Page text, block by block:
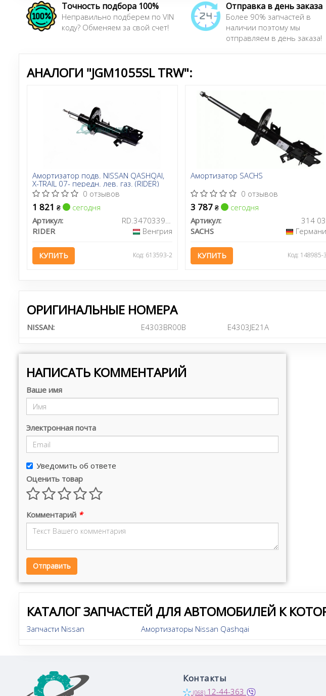
Точность подбора 100%
Неправильно подберем по VIN
коду? Обменяем за свой счет!
Отправка в день заказа
Более 90% запчастей в
наличии поэтому мы
отправляем в день заказа!
АНАЛОГИ "JGM1055SL TRW":
Амортизатор подв. NISSAN QASHQAI,
X-TRAIL 07- передн. лев. газ. (RIDER)
0 отзывов
1 821 ₴
сегодня
Артикул:
RD.3470339197
RIDER
Венгрия
КУПИТЬ Код: 613593-2
Амортизатор SACHS
0 отзывов
3 787 ₴
сегодня
Артикул:
314
SACHS
КУПИТЬ Код: 148985-
ОРИГИНАЛЬНЫЕ НОМЕРА
NISSAN: E4303BR00B E4303JE21A
НАПИСАТЬ КОММЕНТАРИЙ
Ваше имя
Электронная почта
Уведомить об ответе
Оценить товар
Комментарий *
Отправить
КАТАЛОГ ЗАПЧАСТЕЙ ДЛЯ АВТОМОБИЛЕЙ К
Запчасти Nissan Амортизаторы Nissan Qashqai
Контакты
(068) 12-44-363